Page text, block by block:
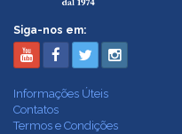
Siga-nos em:
Informações Úteis
Contatos
Termos e Condições